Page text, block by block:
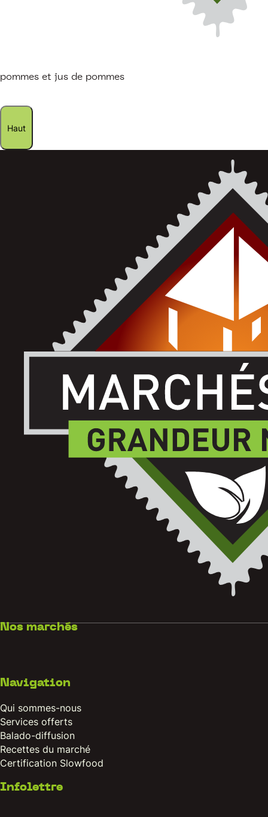
pommes et jus de pommes
Haut
Nos marchés
Navigation
Qui sommes-nous
Services offerts
Balado-diffusion
Recettes du marché
Certification Slowfood
Infolettre